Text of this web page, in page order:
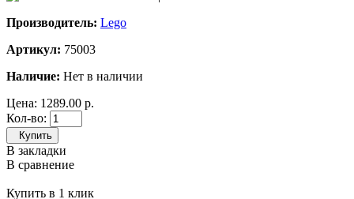
Производитель: Lego
Артикул: 75003
Наличие: Нет в наличии
Цена: 1289.00 р.
Кол-во:
Купить
В закладки
В сравнение
Купить в 1 клик